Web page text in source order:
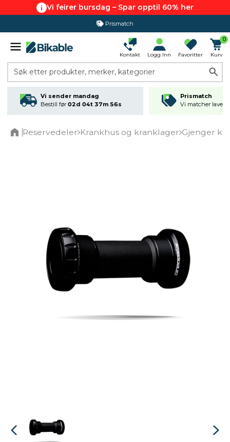
Vi feirer bursdag – Spar opptil 60% her
Prismatch
Kontakt Logg Inn Favoritter
0
Kurv
Søk etter produkter, merker, kategorier
Vi sender mandag
Bestill før 02d 04t 37m 55s
Prismatch
Vi matcher
Reservedeler Krankhus og kranklager Gjenger